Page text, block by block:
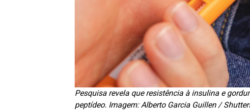
Pesquisa revela que resistência à insulina e
peptídeo. Imagem: Alberto Garcia Guillen /